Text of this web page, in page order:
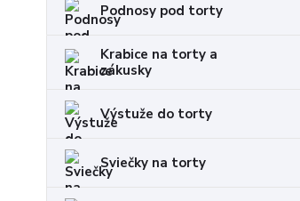
Podnosy pod torty
Krabice na torty a
zákusky
Výstuže do torty
Sviečky na torty